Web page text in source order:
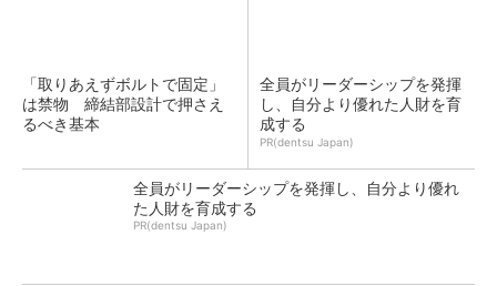
「取りあえずボルトで固定」
は禁物 締結部設計で押さえ
るべき基本
全員がリーダーシップを発揮
し、自分より優れた人財を育
成する
PR(dentsu Japan)
全員がリーダーシップを発揮し、自分より優れ
た人財を育成する
PR(dentsu Japan)